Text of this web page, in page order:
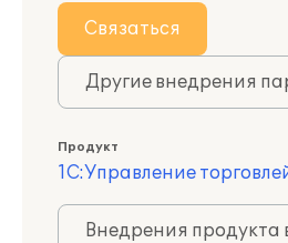
Связаться
Другие внедрения
Продукт
1С:Управление
Внедрения